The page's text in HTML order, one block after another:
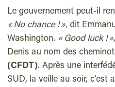
Le gouvernement peut-il
« No chance ! », dit
Washington. « Good luck ! »
Denis au nom des
(CFDT). Après une
SUD, la veille au soir, c’est